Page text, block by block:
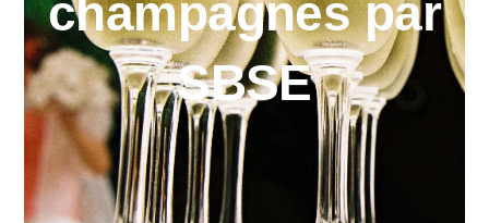
champagnes par
SBSE